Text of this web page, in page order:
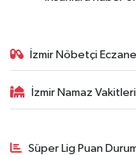
İzmir Nöbetçi
İzmir Namaz Vakitleri
Süper Lig Puan